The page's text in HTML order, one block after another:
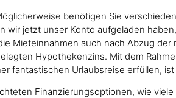
benötigen Sie
jetzt unser Konto aufgeladen
Mieteinnahmen auch nach Abzug
Hypothekenzins. Mit dem
fantastischen Urlaubsreise erfüllen,
Finanzierungsoptionen, wie